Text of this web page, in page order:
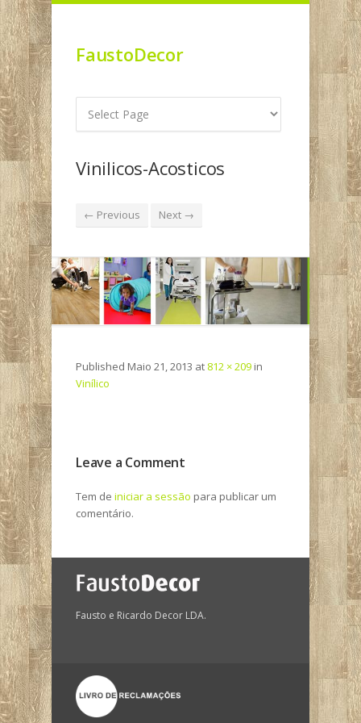
FaustoDecor
Vinilicos-Acosticos
← Previous Next →
Published Maio 21, 2013 at 812 × 209 in
Vinílico
Leave a Comment
Tem de iniciar a sessão para publicar um
comentário.
Fausto e Ricardo Decor LDA.